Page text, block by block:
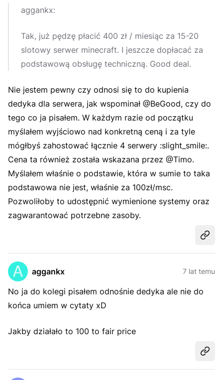
aggankx:
Tak, już pędzę płacić 400 zł / miesiąc za 15-20
slotowy serwer minecraft. I jeszcze dopłacać za
podstawową obsługę techniczną. Good deal.
Nie jestem pewny czy odnosi się to do kupienia
dedyka dla serwera, jak wspominał @BeGood, czy do
tego co ja pisałem. W każdym razie od początku
myślałem wyjściowo nad konkretną ceną i za tyle
mógłbyś zahostować łącznie 4 serwery :slight_smile:.
Cena ta również została wskazana przez @Timo.
Myślałem właśnie o podstawie, która w sumie to taka
podstawowa nie jest, właśnie za 100zł/msc.
Pozwoliłoby to udostępnić wymienione systemy oraz
zagwarantować potrzebne zasoby.
aggankx 7 lat temu
No ja do kolegi pisałem odnośnie dedyka ale nie do
końca umiem w cytaty xD
Jakby działało to 100 to fair price